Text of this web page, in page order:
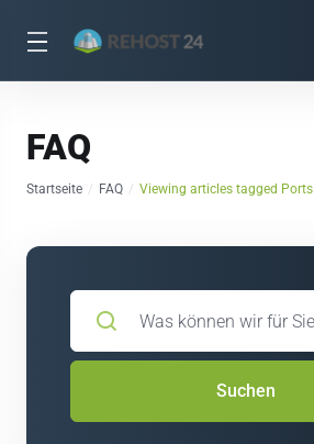
FAQ
Startseite FAQ Viewing articles tagged Ports
Suchen